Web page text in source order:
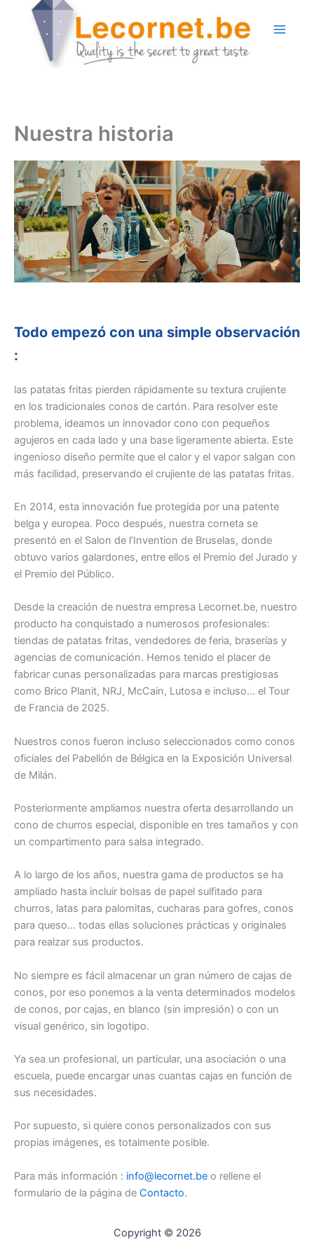
contenido
Nuestra historia
Todo empezó con una simple observación
:
las patatas fritas pierden rápidamente su textura crujiente
en los tradicionales conos de cartón. Para resolver este
problema, ideamos un innovador cono con pequeños
agujeros en cada lado y una base ligeramente abierta. Este
ingenioso diseño permite que el calor y el vapor salgan con
más facilidad, preservando el crujiente de las patatas fritas.
En 2014, esta innovación fue protegida por una patente
belga y europea. Poco después, nuestra corneta se
presentó en el Salon de l’Invention de Bruselas, donde
obtuvo varios galardones, entre ellos el Premio del Jurado y
el Premio del Público.
Desde la creación de nuestra empresa Lecornet.be, nuestro
producto ha conquistado a numerosos profesionales:
tiendas de patatas fritas, vendedores de feria, braserías y
agencias de comunicación. Hemos tenido el placer de
fabricar cunas personalizadas para marcas prestigiosas
como Brico Planit, NRJ, McCain, Lutosa e incluso… el Tour
de Francia de 2025.
Nuestros conos fueron incluso seleccionados como conos
oficiales del Pabellón de Bélgica en la Exposición Universal
de Milán.
Posteriormente ampliamos nuestra oferta desarrollando un
cono de churros especial, disponible en tres tamaños y con
un compartimento para salsa integrado.
A lo largo de los años, nuestra gama de productos se ha
ampliado hasta incluir bolsas de papel sulfitado para
churros, latas para palomitas, cucharas para gofres, conos
para queso… todas ellas soluciones prácticas y originales
para realzar sus productos.
No siempre es fácil almacenar un gran número de cajas de
conos, por eso ponemos a la venta determinados modelos
de conos, por cajas, en blanco (sin impresión) o con un
visual genérico, sin logotipo.
Ya sea un profesional, un particular, una asociación o una
escuela, puede encargar unas cuantas cajas en función de
sus necesidades.
Por supuesto, si quiere conos personalizados con sus
propias imágenes, es totalmente posible.
Para más información : info@lecornet.be o rellene el
formulario de la página de Contacto.
Copyright © 2026